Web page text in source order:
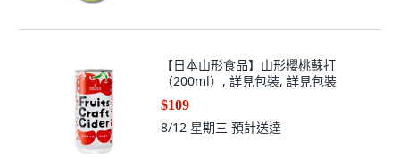
【日本山形食品】山形櫻桃蘇打
（200ml）, 詳見包裝, 詳見包裝
$109
8/12 星期三 預計送達